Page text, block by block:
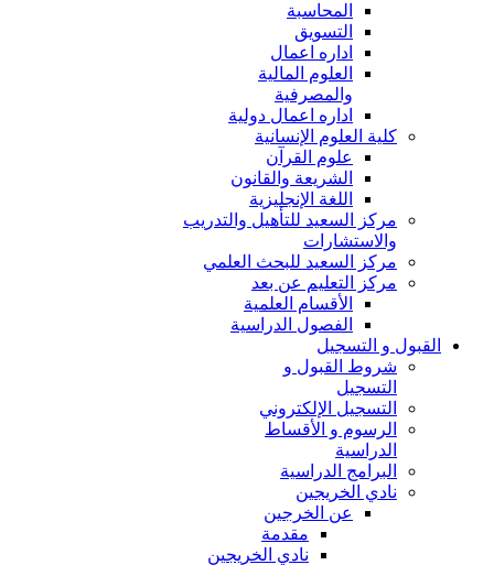
المحاسبة
التسويق
اداره اعمال
العلوم المالية
والمصرفية
اداره اعمال دولية
كلية العلوم الإنسانية
علوم القرآن
الشريعة والقانون
اللغة الإنجليزية
مركز السعيد للتأهيل والتدريب
والاستشارات
مركز السعيد للبحث العلمي
مركز التعليم عن بعد
الأقسام العلمية
الفصول الدراسية
القبول و التسجيل
شروط القبول و
التسجيل
التسجيل الإلكتروني
الرسوم و الأقساط
الدراسية
البرامج الدراسية
نادي الخريجين
عن الخرجين
مقدمة
نادي الخريجين